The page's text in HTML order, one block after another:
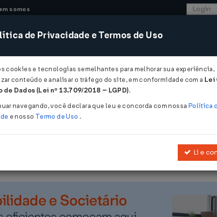
somos
CONSULTORIA SISTEMAS COMÉRCIO
Catarina
Introduz as Alterações 546 a 558 ao RICMS/01.
de Privacidade e Termos de Uso
cookies e tecnologias semelhantes para melhorar sua experiência,
conteúdo e analisar o tráfego do site, em conformidade com a Lei
Dados (Lei nº 13.709/2018 – LGPD).
navegando, você declara que leu e concorda com nossa Política
e nosso Termo de Uso .
Li e